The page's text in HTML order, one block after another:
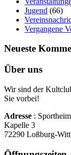
Jugend (66)
Vergangene
Neueste
Über uns
Wir sind der
Sie vorbei!
Adresse :
Kapelle 3
72290 Loßburg-